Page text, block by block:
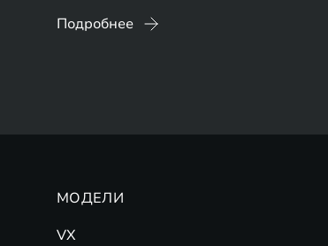
Подробнее
МОДЕЛИ
VX